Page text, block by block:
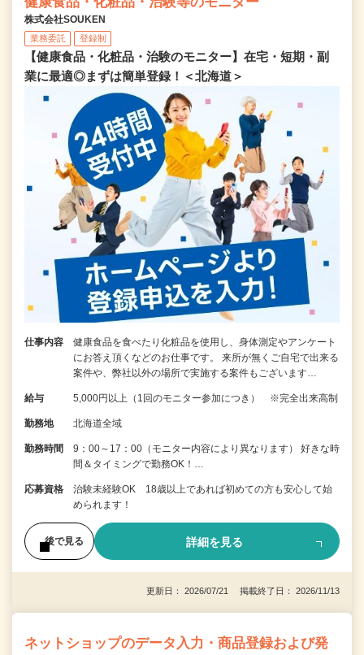
株式会社SOUKEN
業務委託 登録制
【健康食品・化粧品・治験のモニター】在宅・短期・副
業に最適◎まずは簡単登録！＜北海道＞
仕事内容
健康食品を食べたり化粧品を使用し、身体測定やアンケート
にお答え頂くなどのお仕事です。 来所が無くご自宅で出来る
案件や、弊社以外の場所で実施する案件もございます…
給与 5,000円以上（1回のモニター参加につき） ※完全出来高制
勤務地 北海道全域
勤務時間
9：00～17：00（モニター内容により異なります） 好きな時
間＆タイミングで勤務OK！…
応募資格
治験未経験OK 18歳以上であれば初めての方も安心して始
められます！
後で見る 詳細を見る
更新日： 2026/07/21 掲載終了日： 2026/11/13
ネットショップのデータ入力・商品登録および発